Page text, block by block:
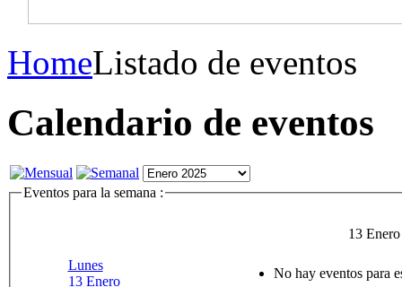
HomeListado de eventos
Calendario de eventos
Eventos para la semana :
13
Lunes
13 Enero
No hay eventos para